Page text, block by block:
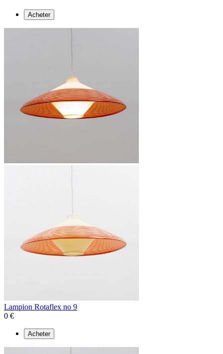
Acheter
Lampion Rotaflex no 9
0 €
Acheter